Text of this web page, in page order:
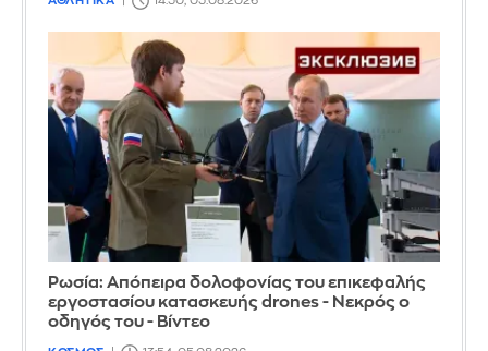
Ρωσία: Απόπειρα δολοφονίας του επικεφαλής
εργοστασίου κατασκευής drones - Νεκρός ο
οδηγός του - Βίντεο